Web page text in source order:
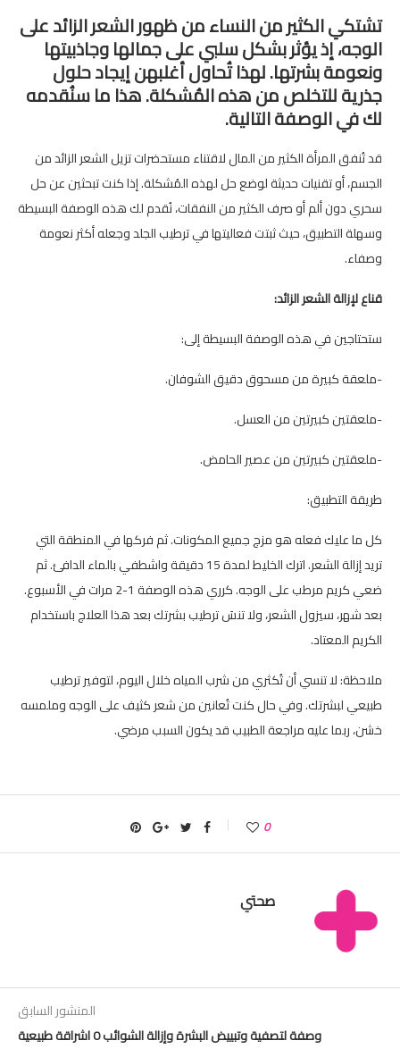
تشتكي الكثير من النساء من ظهور الشعر الزائد على
الوجه، إذ يؤثر بشكل سلبي على جمالها وجاذبيتها
ونعومة بشرتها. لهذا تُحاول أغلبهن إيجاد حلول
جذرية للتخلص من هذه المُشكلة. هذا ما سنُقدمه
لك في الوصفة التالية.
قد تُنفق المرأة الكثير من المال لاقتناء مستحضرات تزيل الشعر الزائد من
الجسم، أو تقنيات حديثة لوضع حل لهذه المُشكلة. إذا كنت تبحثين عن حل
سحري دون ألم أو صرف الكثير من النفقات، نُقدم لك هذه الوصفة البسيطة
وسهلة التطبيق، حيث ثبتت فعاليتها في ترطيب الجلد وجعله أكثر نعومة
وصفاء.
قناع لإزالة الشعر الزائد:
ستحتاجين في هذه الوصفة البسيطة إلى:
-ملعقة كبيرة من مسحوق دقيق الشوفان.
-ملعقتين كبيرتين من العسل.
-ملعقتين كبيرتين من عصير الحامض.
طريقة التطبيق:
كل ما عليك فعله هو مزج جميع المكونات. ثم فركها في المنطقة التي
تريد إزالة الشعر. اترك الخليط لمدة 15 دقيقة واشطفي بالماء الدافئ. ثم
ضعي كريم مرطب على الوجه. كرري هذه الوصفة 1-2 مرات في الأسبوع.
بعد شهر، سيزول الشعر، ولا تنسَ ترطيب بشرتك بعد هذا العلاج باستخدام
الكريم المعتاد.
ملاحظة: لا تنسي أن تُكثري من شرب المياه خلال اليوم، لتوفير ترطيب
طبيعي لبشرتك. وفي حال كنت تُعانين من شعر كثيف على الوجه وملمسه
خشن، ربما عليه مراجعة الطبيب قد يكون السبب مرضي.
0
صحتي
المنشور السابق
وصفة لتصفية وتبييض البشرة وإزالة الشوائب 0 اشراقة طبيعية